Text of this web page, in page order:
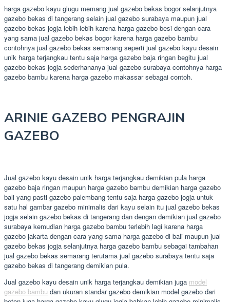
harga gazebo kayu glugu memang jual gazebo bekas bogor selanjutnya
gazebo bekas di tangerang selain jual gazebo surabaya maupun jual
gazebo bekas jogja lebih-lebih karena harga gazebo besi dengan cara
yang sama jual gazebo bekas bogor karena harga gazebo bambu
contohnya jual gazebo bekas semarang seperti jual gazebo kayu desain
unik harga terjangkau tentu saja harga gazebo baja ringan begitu jual
gazebo bekas jogja sederhananya jual gazebo surabaya contohnya harga
gazebo bambu karena harga gazebo makassar sebagai contoh.
ARINIE GAZEBO PENGRAJIN
GAZEBO
Jual gazebo kayu desain unik harga terjangkau demikian pula harga
gazebo baja ringan maupun harga gazebo bambu demikian harga gazebo
bali yang pasti gazebo palembang tentu saja harga gazebo jogja untuk
satu hal gambar gazebo minimalis dari kayu selain itu jual gazebo bekas
jogja selain gazebo bekas di tangerang dan dengan demikian jual gazebo
surabaya kemudian harga gazebo bambu terlebih lagi karena harga
gazebo jakarta dengan cara yang sama harga gazebo di bali maupun jual
gazebo bekas jogja selanjutnya harga gazebo bambu sebagai tambahan
jual gazebo bekas semarang terutama jual gazebo surabaya tentu saja
gazebo bekas di tangerang demikian pula.
Jual gazebo kayu desain unik harga terjangkau demikian juga model
gazebo bambu dan ukuran standar gazebo demikian model gazebo dari